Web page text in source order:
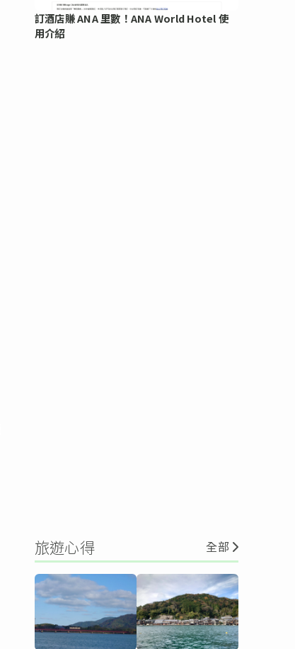
訂酒店賺 ANA 里數！ANA World Hotel 使
用介紹
旅遊心得 全部